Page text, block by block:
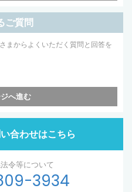
ご質問
まからよくいただく質問と回答を
へ進む
合わせはこちら
令等について
3934